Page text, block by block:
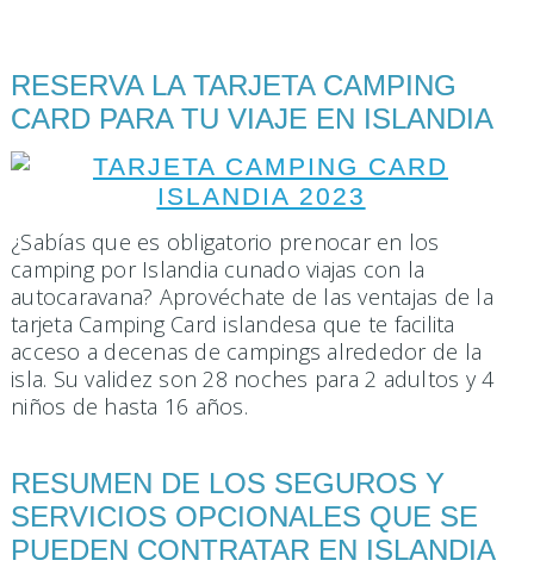
RESERVA LA TARJETA CAMPING
CARD PARA TU VIAJE EN ISLANDIA
¿Sabías que es obligatorio prenocar en los
camping por Islandia cunado viajas con la
autocaravana? Aprovéchate de las ventajas de la
tarjeta Camping Card islandesa que te facilita
acceso a decenas de campings alrededor de la
isla. Su validez son 28 noches para 2 adultos y 4
niños de hasta 16 años.
RESUMEN DE LOS SEGUROS Y
SERVICIOS OPCIONALES QUE SE
PUEDEN CONTRATAR EN ISLANDIA